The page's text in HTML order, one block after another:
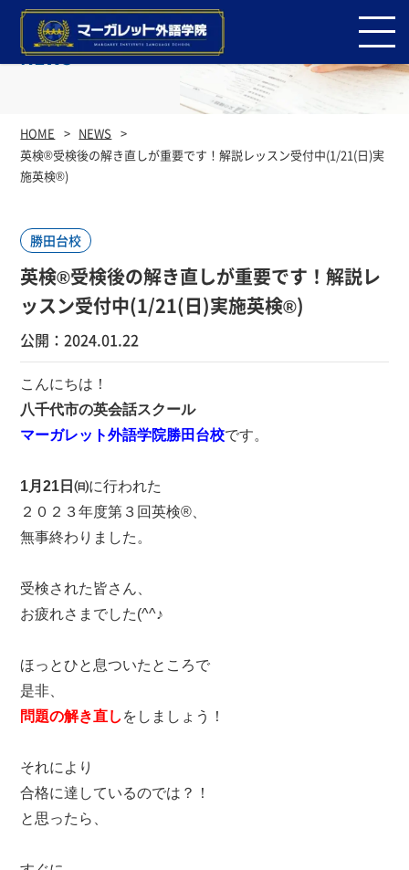
NEWS
HOME
NEWS
英検®︎受検後の解き直しが重要です！解説レッスン受付中(1/21(日)実
施英検®)
勝田台校
英検®︎受検後の解き直しが重要です！解説レ
ッスン受付中(1/21(日)実施英検®)
公開：2024.01.22
八千代市の英会話スクール
マーガレット外語学院勝田台校です。
1月21日㈰に行われた
２０２３年度第３回英検®、
無事終わりました。
受検された皆さん、
お疲れさまでした(^^♪
ほっとひと息ついたところで
問題の解き直し をしましょう！
それにより
合格に達しているのでは？！
と思ったら、